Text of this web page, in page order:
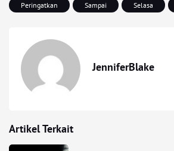
Peringatkan
Sampai Selasa
JenniferBlake
Artikel Terkait